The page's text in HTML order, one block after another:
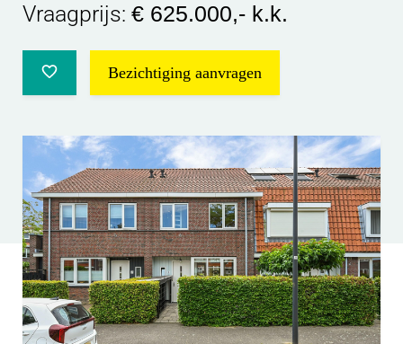
Vraagprijs: € 625.000,- k.k.
Bezichtiging aanvragen